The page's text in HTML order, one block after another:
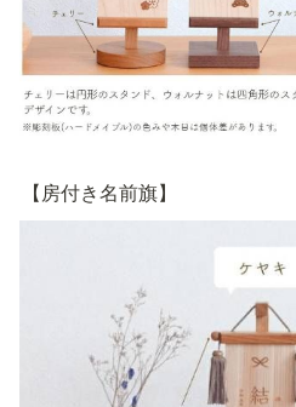
【房付き名前旗】